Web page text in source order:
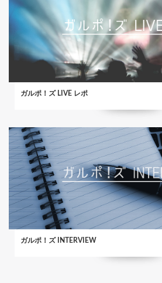
ガルポ！ズ LIVE レポ
ガルポ！ズ INTERVIEW